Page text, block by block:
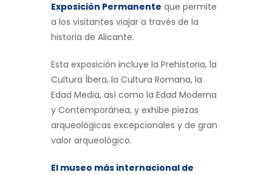
Exposición Permanente que permite
a los visitantes viajar a través de la
historia de Alicante.
Esta exposición incluye la Prehistoria, la
Cultura Íbera, la Cultura Romana, la
Edad Media, así como la Edad Moderna
y Contemporánea, y exhibe piezas
arqueológicas excepcionales y de gran
valor arqueológico.
El museo más internacional de